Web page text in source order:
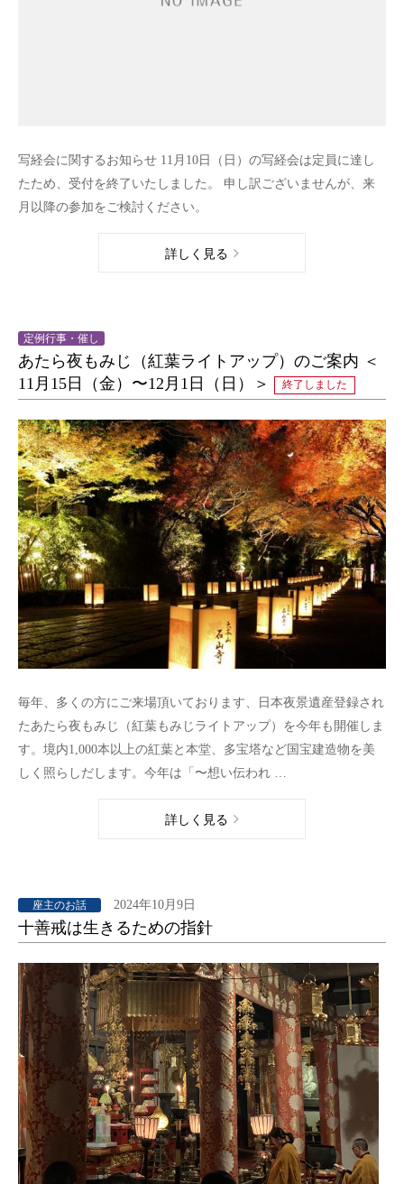
写経会に関するお知らせ 11月10日（日）の写経会は定員に達し
たため、受付を終了いたしました。 申し訳ございませんが、来
月以降の参加をご検討ください。
詳しく見る
定例行事・催し
あたら夜もみじ（紅葉ライトアップ）のご案内 ＜
11月15日（金）〜12月1日（日）＞
終了しました
毎年、多くの方にご来場頂いております、日本夜景遺産登録され
たあたら夜もみじ（紅葉もみじライトアップ）を今年も開催しま
す。境内1,000本以上の紅葉と本堂、多宝塔など国宝建造物を美
しく照らしだします。今年は「〜想い伝われ …
詳しく見る
座主のお話 2024年10月9日
十善戒は生きるための指針